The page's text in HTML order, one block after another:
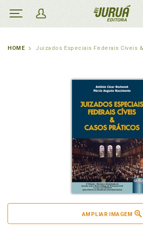
HOME Juizados Especiais Federais Cíveis
AMPLIAR IMAGEM